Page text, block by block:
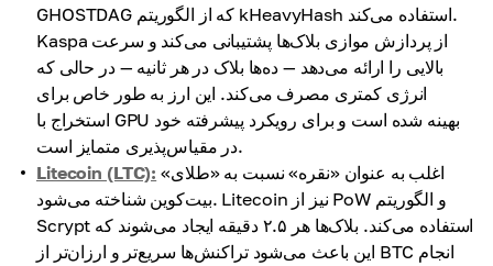
GHOSTDAG که از الگوریتم kHeavyHash استفاده می‌کند.
Kaspa از پردازش موازی بلاک‌ها پشتیبانی می‌کند و سرعت
بالایی را ارائه می‌دهد — ده‌ها بلاک در هر ثانیه — در حالی که
انرژی کمتری مصرف می‌کند. این ارز به طور خاص برای
استخراج با GPU بهینه شده است و برای رویکرد پیشرفته خود
در مقیاس‌پذیری متمایز است.
Litecoin (LTC): اغلب به عنوان «نقره» نسبت به «طلای»
بیت‌کوین شناخته می‌شود. Litecoin نیز از PoW و الگوریتم
Scrypt استفاده می‌کند. بلاک‌ها هر ۲.۵ دقیقه ایجاد می‌شوند که
این باعث می‌شود تراکنش‌ها سریع‌تر و ارزان‌تر از BTC انجام